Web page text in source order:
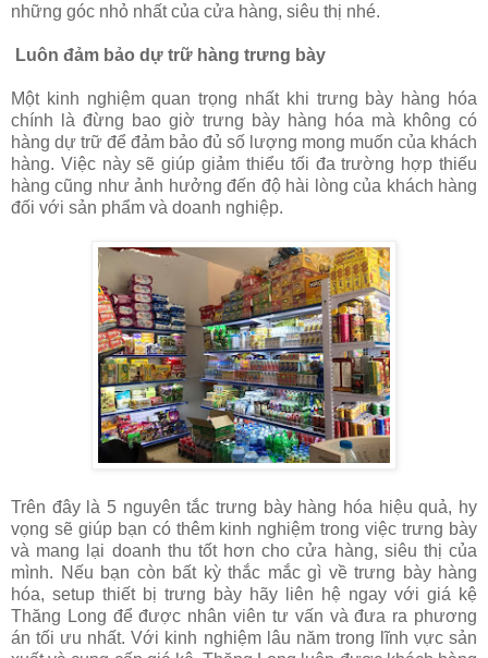
những góc nhỏ nhất của cửa hàng, siêu thị nhé.
Luôn đảm bảo dự trữ hàng trưng bày
Một kinh nghiệm quan trọng nhất khi trưng bày hàng hóa
chính là đừng bao giờ trưng bày hàng hóa mà không có
hàng dự trữ để đảm bảo đủ số lượng mong muốn của khách
hàng. Việc này sẽ giúp giảm thiểu tối đa trường hợp thiếu
hàng cũng như ảnh hưởng đến độ hài lòng của khách hàng
đối với sản phẩm và doanh nghiệp.
Trên đây là 5 nguyên tắc trưng bày hàng hóa hiệu quả, hy
vọng sẽ giúp bạn có thêm kinh nghiệm trong việc trưng bày
và mang lại doanh thu tốt hơn cho cửa hàng, siêu thị của
mình. Nếu bạn còn bất kỳ thắc mắc gì về trưng bày hàng
hóa, setup thiết bị trưng bày hãy liên hệ ngay với giá kệ
Thăng Long để được nhân viên tư vấn và đưa ra phương
án tối ưu nhất. Với kinh nghiệm lâu năm trong lĩnh vực sản